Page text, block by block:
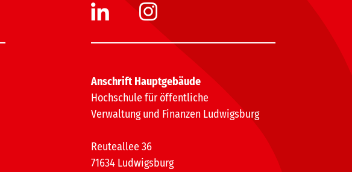
Anschrift Hauptgebäude
Hochschule für öffentliche
Verwaltung und Finanzen Ludwigsburg
Reuteallee 36
71634 Ludwigsburg